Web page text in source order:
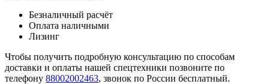
Безналичный расчёт
Оплата наличными
Лизинг
Чтобы получить подробную консультацию по способам
доставки и оплаты нашей спецтехники позвоните по
телефону 88002002463, звонок по России бесплатный.